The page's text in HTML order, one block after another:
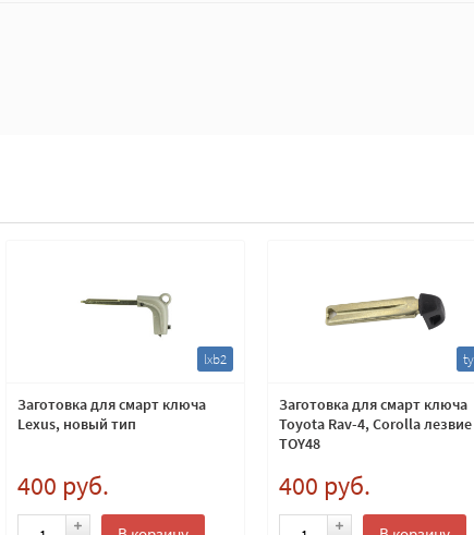
lxb2
Заготовка для смарт ключа
Lexus, новый тип
400 руб.
Заготовка для смарт ключа
Toyota Rav-4, Corolla лезвие
TOY48
400 руб.